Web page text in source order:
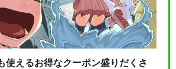
使えるお得なクーポン盛りだくさ